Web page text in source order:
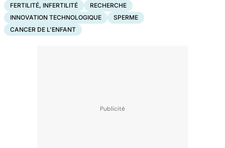
FERTILITÉ, INFERTILITÉ
RECHERCHE
INNOVATION TECHNOLOGIQUE
SPERME
CANCER DE L'ENFANT